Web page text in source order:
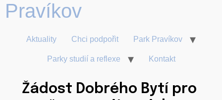
Aktuality Chci podpořit Park Pravíkov
Parky studií a reflexe Kontakt
Žádost Dobrého Bytí pro